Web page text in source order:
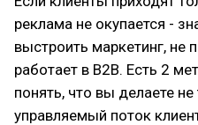
реклама не окупается -
выстроить маркетинг, не
работает в B2B. Есть 2
понять, что вы делаете
управляемый поток